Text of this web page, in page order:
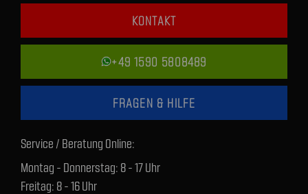
KONTAKT
+49 1590 5808489
FRAGEN & HILFE
Service / Beratung Online:
Montag - Donnerstag: 8 - 17 Uhr
Freitag: 8 - 16 Uhr